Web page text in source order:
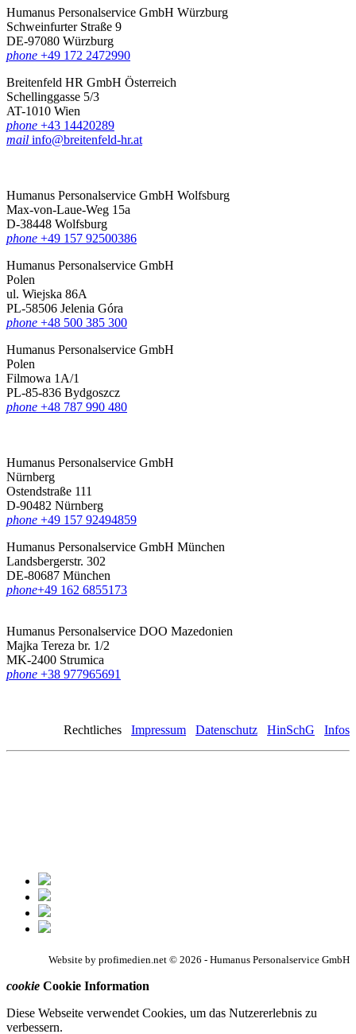
Humanus Personalservice GmbH Würzburg
Schweinfurter Straße 9
DE-97080 Würzburg
phone +49 172 2472990
Breitenfeld HR GmbH Österreich
Schellinggasse 5/3
AT-1010 Wien
phone +43 14420289
mail info@breitenfeld-hr.at
Humanus Personalservice GmbH Wolfsburg
Max-von-Laue-Weg 15a
D-38448 Wolfsburg
phone +49 157 92500386
Humanus Personalservice GmbH
Polen
ul. Wiejska 86A
PL-58506 Jelenia Góra
phone +48 500 385 300
Humanus Personalservice GmbH
Polen
Filmowa 1A/1
PL-85-836 Bydgoszcz
phone +48 787 990 480
Humanus Personalservice GmbH
Nürnberg
Ostendstraße 111
D-90482 Nürnberg
phone +49 157 92494859
Humanus Personalservice GmbH München
Landsbergerstr. 302
DE-80687 München
phone‪+49 162 6855173
Humanus Personalservice DOO Mazedonien
Majka Tereza br. 1/2
MK-2400 Strumica
phone +38 977965691
Rechtliches Impressum Datenschutz HinSchG Infos
Website by profimedien.net © 2026 - Humanus Personalservice GmbH
cookie Cookie Information
Diese Webseite verwendet Cookies, um das Nutzererlebnis zu
verbessern.